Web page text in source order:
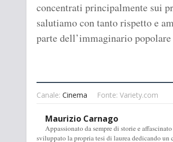
concentrati principalmente sui
salutiamo con tanto rispetto e
parte dell’immaginario
Canale: Cinema Fonte: Variety.com
Maurizio Carnago
Appassionato da sempre di storie e
sviluppato la propria tesi di laurea dedicando